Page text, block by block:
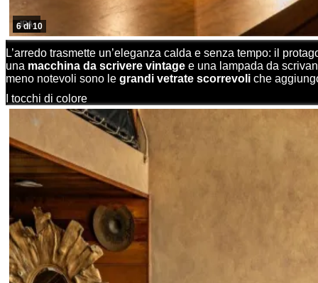
IPA
6 di 10
L’arredo trasmette un’eleganza calda e senza tempo: il
una macchina da scrivere vintage e una lampada da
meno notevoli sono le grandi vetrate scorrevoli che
I tocchi di colore